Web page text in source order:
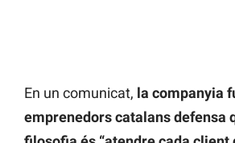
En un comunicat, la companyia
emprenedors catalans defensa